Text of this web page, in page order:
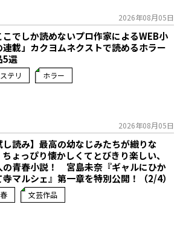
2026年08月05日
こでしか読めないプロ作家によるWEB小
載」――カクヨムネクストで読めるホラー
5選
テリ ホラー
2026年08月05日
し読み】最高の幼なじみたちが織りな
ちょっぴり懐かしくてとびきり楽しい、
の青春小説！ 宮島未奈『ギャルにひか
寺マルシェ』第一章を特別公開！（2/4）
文芸作品